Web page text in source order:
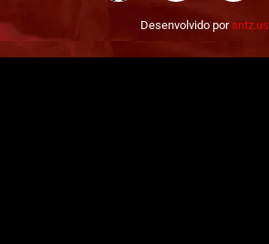
Desenvolvido porsntz.us